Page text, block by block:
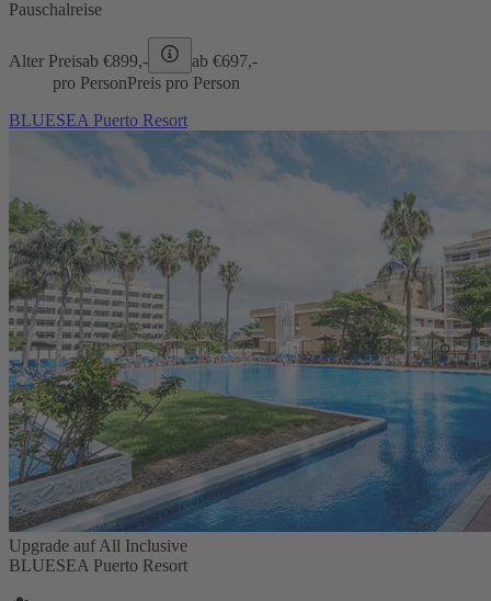
Pauschalreise
Alter Preisab €899,- ab €697,-
pro PersonPreis pro Person
BLUESEA Puerto Resort
Upgrade auf All Inclusive
BLUESEA Puerto Resort